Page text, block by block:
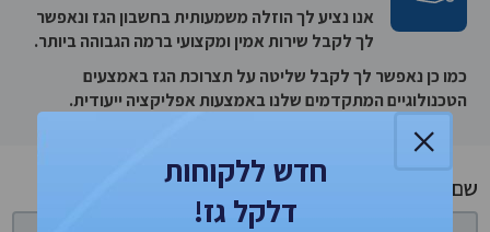
אנו נציע לך הוזלה משמעותית בחשבון הגז ונאפשר
לך לקבל שירות אמין ומקצועי ברמה הגבוהה ביותר.
כמו כן נאפשר לך לקבל שליטה על תצרוכת הגז באמצעים
הטכנולוגיים המתקדמים שלנו באמצעות אפליקציה ייעודית.
שם מלא
×
חדש ללקוחות
דלקל גז!